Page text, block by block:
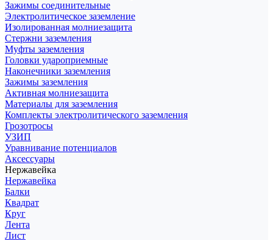
Зажимы соединительные
Электролитическое заземление
Изолированная молниезащита
Стержни заземления
Муфты заземления
Головки удароприемные
Наконечники заземления
Зажимы заземления
Активная молниезащита
Материалы для заземления
Комплекты электролитического заземления
Грозотросы
УЗИП
Уравнивание потенциалов
Аксессуары
Нержавейка
Нержавейка
Балки
Квадрат
Круг
Лента
Лист